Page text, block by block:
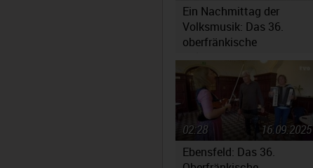
Ein Nachmittag der
Volksmusik: Das 36.
oberfränkische
Volksmusikfest in
Ebensfeld
Ebensfeld: Das 36.
16.09.2025
02:28